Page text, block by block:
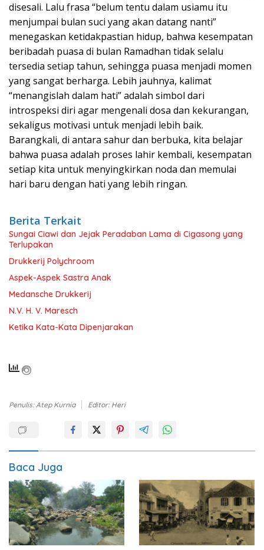
disesali. Lalu frasa “belum tentu dalam usiamu itu
menjumpai bulan suci yang akan datang nanti”
menegaskan ketidakpastian hidup, bahwa kesempatan
beribadah puasa di bulan Ramadhan tidak selalu
tersedia setiap tahun, sehingga puasa menjadi momen
yang sangat berharga. Lebih jauhnya, kalimat
“menangislah dalam hati” adalah simbol dari
introspeksi diri agar mengenali dosa dan kekurangan,
sekaligus motivasi untuk menjadi lebih baik.
Barangkali, di antara sahur dan berbuka, kita belajar
bahwa puasa adalah proses lahir kembali, kesempatan
setiap kita untuk menyingkirkan noda dan memulai
hari baru dengan hati yang lebih ringan.
Berita Terkait
Sungai Ciawi dan Jejak Peradaban Lama di Cigasong yang
Terlupakan
Drukkerij Polychroom
Aspek-Aspek Sastra Anak
Medansche Drukkerij
N.V. H. V. Maresch
Ketika Kata-Kata Dipenjarakan
Penulis: Atep Kurnia Editor: Heri
Baca Juga